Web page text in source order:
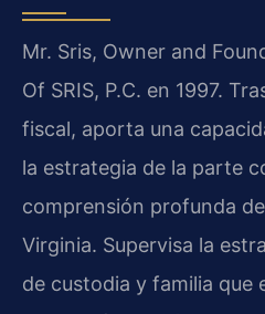
Mr. Sris, Owner and
Of SRIS, P.C. en 1997.
fiscal, aporta una
la estrategia de la parte
comprensión profunda
Virginia. Supervisa la
de custodia y familia que